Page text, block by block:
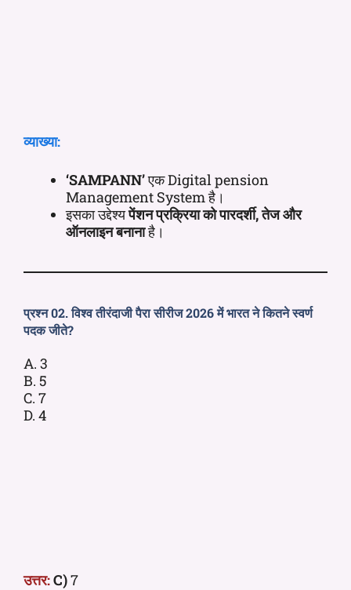
व्याख्या:
‘SAMPANN’एक Digital pension
Management System है।
इसका उद्देश्यपेंशन प्रक्रिया को पारदर्शी, तेज और
ऑनलाइन बनानाहै।
प्रश्न 02. विश्व तीरंदाजी पैरा सीरीज 2026 में भारत ने कितने स्वर्ण
पदक जीते?
A. 3
B. 5
C. 7
D. 4
उत्तर:C)7